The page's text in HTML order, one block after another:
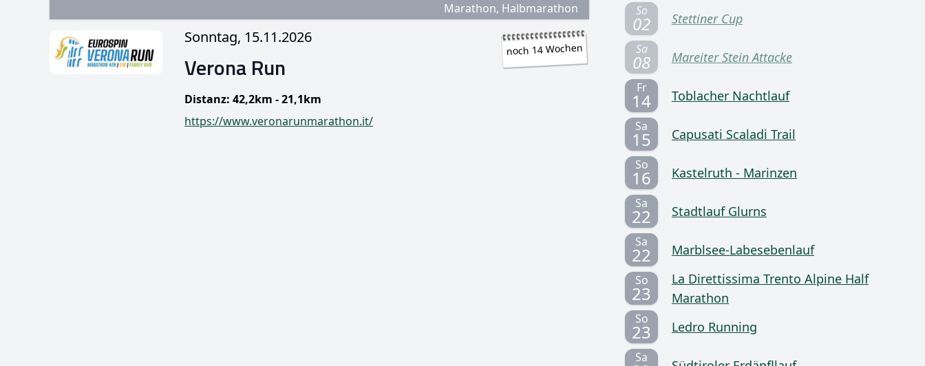
Marathon, Halbmarathon
noch 14 Wochen
Sonntag, 15.11.2026
Verona Run
Distanz: 42,2km - 21,1km
https://www.veronarunmarathon.it/
So
02 Stettiner Cup
Sa
08 Mareiter Stein Attacke
Fr
14 Toblacher Nachtlauf
Sa
15 Capusati Scaladi Trail
So
16 Kastelruth - Marinzen
Sa
22 Stadtlauf Glurns
Sa
22 Marblsee-Labesebenlauf
So
23
La Direttissima Trento Alpine Half
Marathon
So
23 Ledro Running
Sa